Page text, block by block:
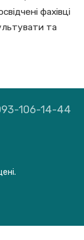
фахівці
та
106-14-44